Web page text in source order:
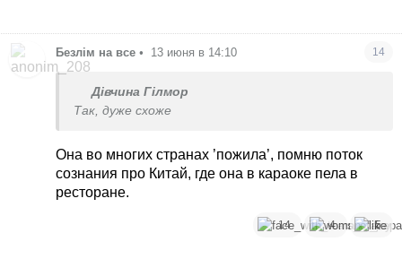
Безлім на все • 13 июня в 14:10 14
Дівчина Гілмор
Так, дуже схоже
Она во многих странах ’пожила’, помню поток
сознания про Китай, где она в караоке пела в
ресторане.
14 4 5